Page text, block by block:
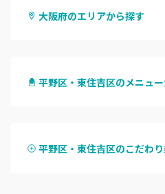
大阪府のエリアから探す
心斎橋・南船場・アメ村
平野区・東住吉区のメニュ
ハンドスカルプ
平野区・東住吉区のこだわ